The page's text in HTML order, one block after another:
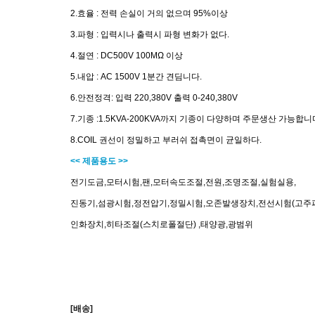
2.효율 : 전력 손실이 거의 없으며 95%이상
3.파형 : 입력시나 출력시 파형 변화가 없다.
4.절연 : DC500V 100MΩ 이상
5.내압 : AC 1500V 1분간 견딤니다.
6.안전정격: 입력 220,380V 출력 0-240,380V
7.기종 :1.5KVA-200KVA까지 기종이 다양하며 주문생산 가능합니
8.COIL 권선이 정밀하고 부러쉬 접촉면이 균일하다.
<< 제품용도 >>
전기도금,모터시험,팬,모터속도조절,전원,조명조절,실험실용,
진동기,섬광시험,정전압기,정밀시험,오존발생장치,전선시험(고주
인화장치,히타조절(스치로폴절단) ,태양광,광범위
[배송]